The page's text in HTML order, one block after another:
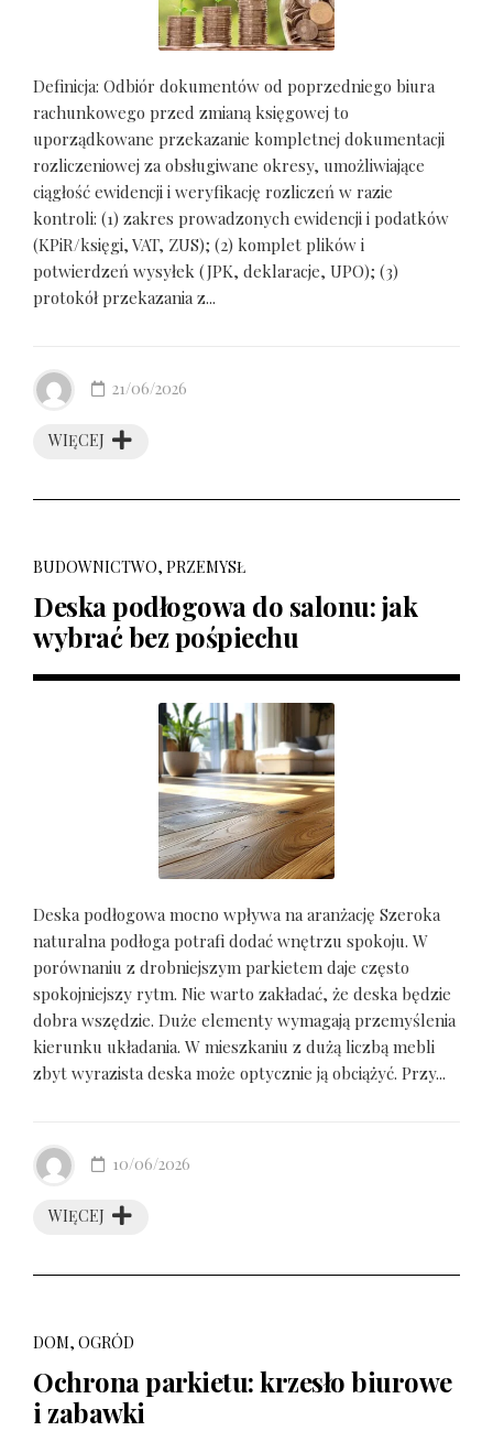
Definicja: Odbiór dokumentów od poprzedniego biura
rachunkowego przed zmianą księgowej to
uporządkowane przekazanie kompletnej dokumentacji
rozliczeniowej za obsługiwane okresy, umożliwiające
ciągłość ewidencji i weryfikację rozliczeń w razie
kontroli: (1) zakres prowadzonych ewidencji i podatków
(KPiR/księgi, VAT, ZUS); (2) komplet plików i
potwierdzeń wysyłek (JPK, deklaracje, UPO); (3)
protokół przekazania z...
WIĘCEJ
21/06/2026
BUDOWNICTWO, PRZEMYSŁ
Deska podłogowa do salonu: jak
wybrać bez pośpiechu
Deska podłogowa mocno wpływa na aranżację Szeroka
naturalna podłoga potrafi dodać wnętrzu spokoju. W
porównaniu z drobniejszym parkietem daje często
spokojniejszy rytm. Nie warto zakładać, że deska będzie
dobra wszędzie. Duże elementy wymagają przemyślenia
kierunku układania. W mieszkaniu z dużą liczbą mebli
zbyt wyrazista deska może optycznie ją obciążyć. Przy...
WIĘCEJ
10/06/2026
DOM, OGRÓD
Ochrona parkietu: krzesło biurowe
i zabawki